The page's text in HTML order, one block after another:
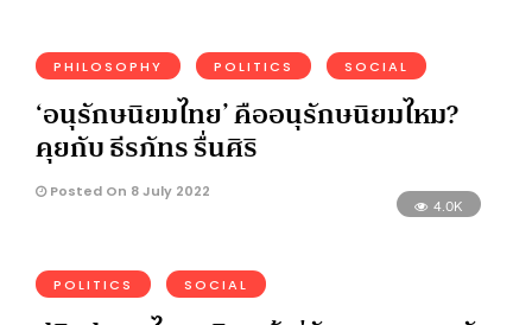
PHILOSOPHY POLITICS SOCIAL
‘อนุรักษนิยมไทย’ คืออนุรักษนิยมไหม?
คุยกับ ธีรภัทร รื่นศิริ
Posted On 8 July 2022
4.0K
POLITICS SOCIAL